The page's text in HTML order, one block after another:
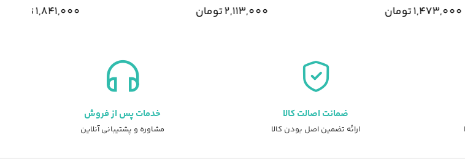
1,473,000تومان 2,113,000تومان 1,841,000تومان
ضمانت اصالت کالا
ارائه تضمین اصل بودن کالا
خدمات پس از فروش
مشاوره و پشتیبانی آنلاین